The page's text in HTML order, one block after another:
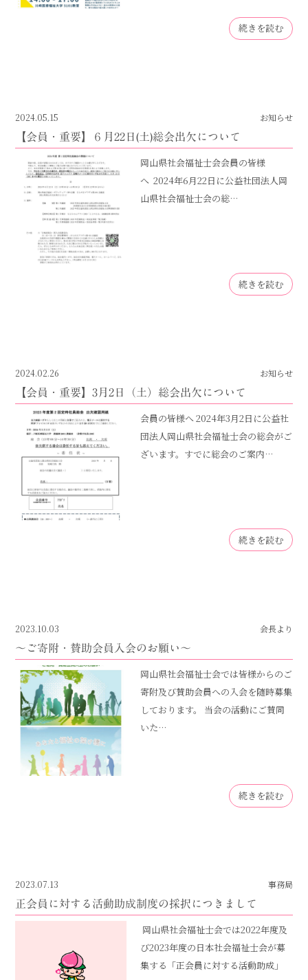
続きを読む
2024.05.15 お知らせ
【会員・重要】６月22日(土)総会出欠について
岡山県社会福祉士会会員の皆様
へ 2024年6月22日に公益社団法人岡
山県社会福祉士会の総…
続きを読む
2024.02.26 お知らせ
【会員・重要】3月2日（土）総会出欠について
会員の皆様へ 2024年3月2日に公益社
団法人岡山県社会福祉士会の総会がご
ざいます。すでに総会のご案内…
続きを読む
2023.10.03 会長より
～ご寄附・賛助会員入会のお願い～
岡山県社会福祉士会では皆様からのご
寄附及び賛助会員への入会を随時募集
しております。 当会の活動にご賛同
いた…
続きを読む
2023.07.13 事務局
正会員に対する活動助成制度の採択につきまして
岡山県社会福祉士会では2022年度及
び2023年度の日本社会福祉士会が募
集する「正会員に対する活動助成」